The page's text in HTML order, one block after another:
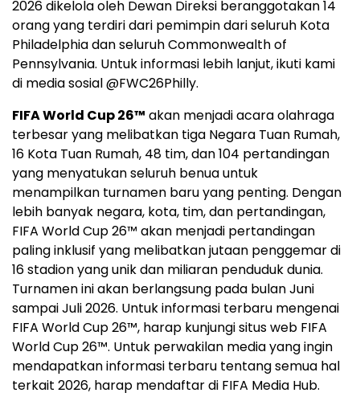
2026 dikelola oleh Dewan Direksi beranggotakan 14
orang yang terdiri dari pemimpin dari seluruh Kota
Philadelphia dan seluruh Commonwealth of
Pennsylvania. Untuk informasi lebih lanjut, ikuti kami
di media sosial @FWC26Philly.
FIFA World Cup 26™ akan menjadi acara olahraga
terbesar yang melibatkan tiga Negara Tuan Rumah,
16 Kota Tuan Rumah, 48 tim, dan 104 pertandingan
yang menyatukan seluruh benua untuk
menampilkan turnamen baru yang penting. Dengan
lebih banyak negara, kota, tim, dan pertandingan,
FIFA World Cup 26™ akan menjadi pertandingan
paling inklusif yang melibatkan jutaan penggemar di
16 stadion yang unik dan miliaran penduduk dunia.
Turnamen ini akan berlangsung pada bulan Juni
sampai Juli 2026. Untuk informasi terbaru mengenai
FIFA World Cup 26™, harap kunjungi situs web FIFA
World Cup 26™. Untuk perwakilan media yang ingin
mendapatkan informasi terbaru tentang semua hal
terkait 2026, harap mendaftar di FIFA Media Hub.